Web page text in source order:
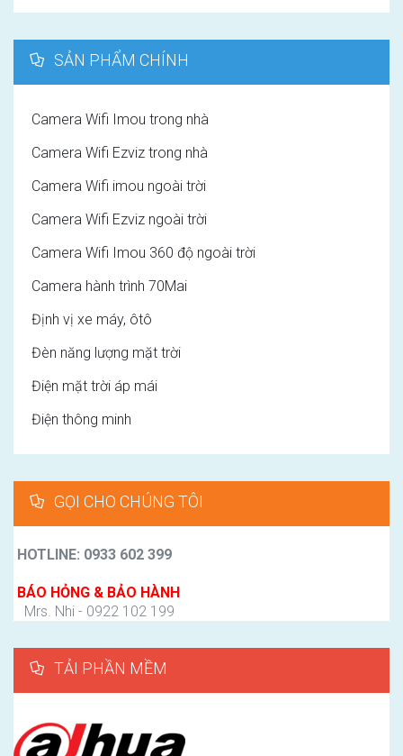
SẢN PHẨM CHÍNH
Camera Wifi Imou trong nhà
Camera Wifi Ezviz trong nhà
Camera Wifi imou ngoài trời
Camera Wifi Ezviz ngoài trời
Camera Wifi Imou 360 độ ngoài trời
Camera hành trình 70Mai
Định vị xe máy, ôtô
Đèn năng lượng mặt trời
Điện mặt trời áp mái
Điện thông minh
GỌI CHO CHÚNG TÔI
HOTLINE: 0933 602 399
BÁO HỎNG & BẢO HÀNH
Mrs. Nhi - 0922 102 199
TẢI PHẦN MỀM